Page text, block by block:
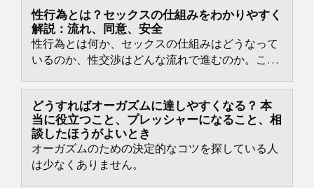
性行為とは？セックスの仕組みをわかりやすく
解説：流れ、同意、安全
性行為とは何か、セックスの仕組みはどうなって
いるのか、性交渉はどんな流れで進むのか。この
進み方、同意の考え方、体で起こる反応、妊娠と
性感染症への備えまでを、落ち着いて実用的に整
理します。
どうすればオーガズムに達しやすくなる？ 本
当に役立つこと、プレッシャーになること、相
談したほうがよいとき
オーガズムのための決定的なコツを探している人
は少なくありません。